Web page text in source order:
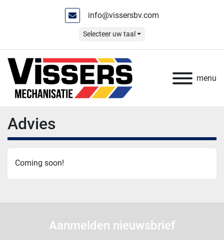
info@vissersbv.com
Selecteer uw taal
menu
Advies
Coming soon!
Aanmelden nieuwsbrief